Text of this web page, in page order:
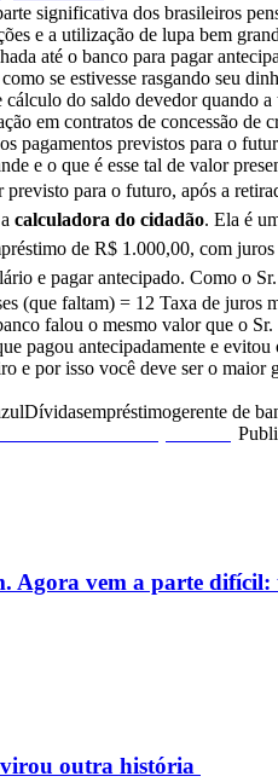
significativa dos brasileiros
e a utilização de lupa bem
até o banco para pagar
como se estivesse rasgando seu
cálculo do saldo devedor
em contratos de concessão de
pagamentos previstos para o
e o que é esse tal de valor
para o futuro, após a
calculadora do cidadão. Ela é
de R$ 1.000,00, com
e pagar antecipado. Como o
(que faltam) = 12 Taxa de
falou o mesmo valor que o
pagou antecipadamente e
e por isso você deve ser o maior
Dívidasempréstimogerente de
Agora vem a parte difícil:
outra história